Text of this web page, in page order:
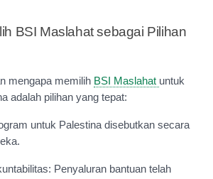
BSI Maslahat sebagai Pilihan
mengapa memilih BSI Maslahat untuk
adalah pilihan yang tepat:
untuk Palestina disebutkan secara
Penyaluran bantuan telah